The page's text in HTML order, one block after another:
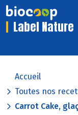
Label Nature
Accueil
Toutes nos
Carrot Cake,